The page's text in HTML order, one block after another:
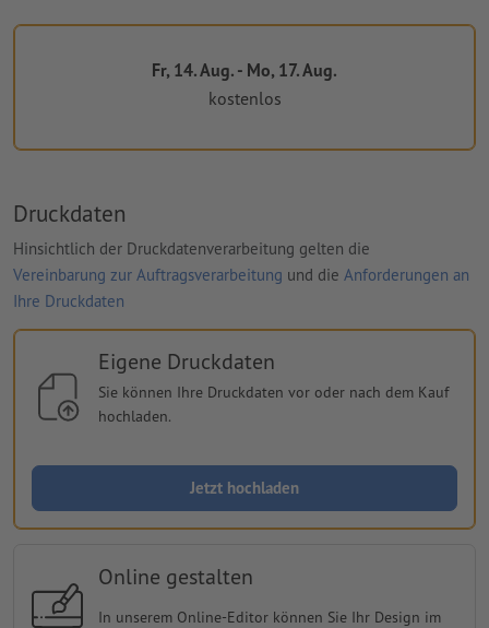
Fr, 14. Aug. - Mo, 17. Aug.
kostenlos
Druckdaten
Hinsichtlich der Druckdatenverarbeitung gelten die
Vereinbarung zur Auftragsverarbeitung und die Anforderungen an
Ihre Druckdaten
Eigene Druckdaten
Sie können Ihre Druckdaten vor oder nach dem Kauf
hochladen.
Jetzt hochladen
Online gestalten
In unserem Online-Editor können Sie Ihr Design im